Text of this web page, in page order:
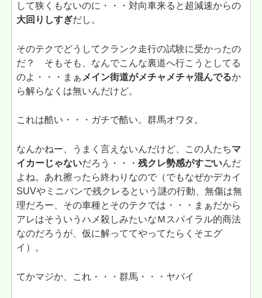
して狭くもないのに・・・対向車来ると超減速からの
大回りしすぎだし。
そのテクでどうしてクランク走行の試験に受かったの
だ？ そもそも、なんでこんな裏道へ行こうとしてる
のよ・・・まぁ メイン街道がメチャメチャ混んでるか
ら解らなくは無いんだけど。
これは酷い・・・ガチで酷い。群馬オワタ。
なんかねー、うまく言えないんだけど、この人たちマ
イカーじゃないだろう・・・残クレ勢感がすごいんだ
よね。あれ擦ったら終わりなので（でもなぜかデカイ
SUVやミニバンで残クレるという謎の行動、無傷は無
理だろー、その車種とそのテクでは・・・まぁだから
アレはそういうハメ殺しみたいなＭスパイラル的商法
なのだろうが、仮に解っててやってたらくそエグ
イ）。
てかマジか、これ・・・群馬・・・ヤバイ